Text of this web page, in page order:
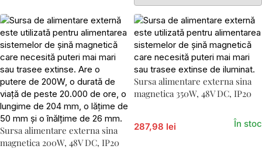
Sursa alimentare externa sina
magnetica 200W, 48V DC, IP20
Sursa alimentare externa sina
magnetica 350W, 48V DC, IP20
287,98 lei În stoc